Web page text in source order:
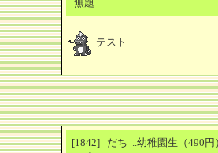
無題
テスト
[1842] だち ..幼稚園生（490